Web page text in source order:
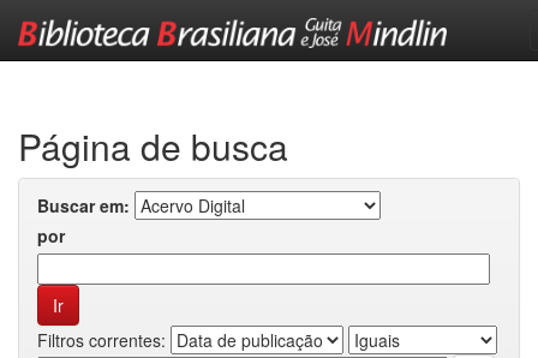
Página de busca
Buscar em:
por
Filtros correntes: